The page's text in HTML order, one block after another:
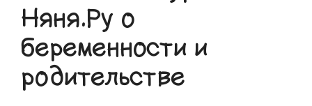
Няня.Ру о
беременности и
родительстве